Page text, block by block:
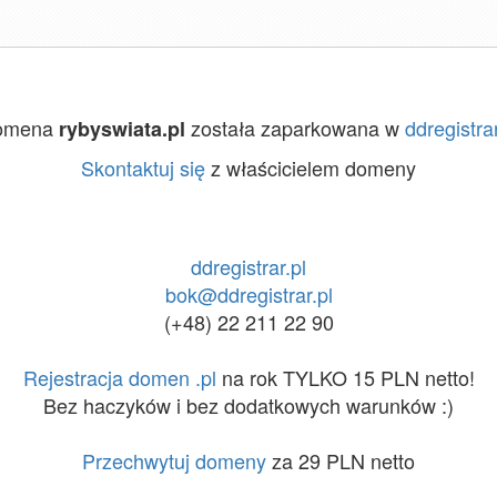
rybyswiata.pl została zaparkowana w
Skontaktuj sięz właścicielem domeny
ddregistrar.pl
bok@ddregistrar.pl
(+48) 22 211 22 90
Rejestracja domen .pl na rok TYLKO 15 PLN netto!
Bez haczyków i bez dodatkowych warunków :)
Przechwytuj domenyza 29 PLN netto